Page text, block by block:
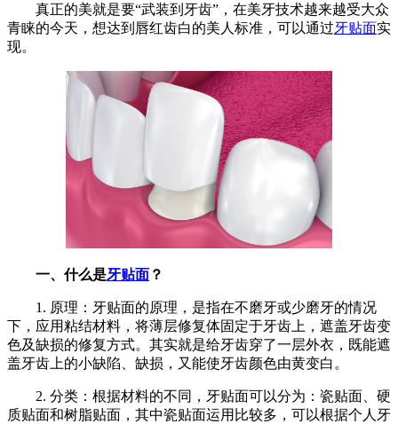
真正的美就是要“武装到牙齿”，在美牙技术越来越受大众
青睐的今天，想达到唇红齿白的美人标准，可以通过牙贴面实
现。
一、什么是牙贴面 ？
1. 原理：牙贴面的原理，是指在不磨牙或少磨牙的情况
下，应用粘结材料，将薄层修复体固定于牙齿上，遮盖牙齿变
色及缺损的修复方式。其实就是给牙齿穿了一层外衣，既能遮
盖牙齿上的小缺陷、缺损，又能使牙齿颜色由黄变白。
2. 分类：根据材料的不同，牙贴面可以分为：瓷贴面、硬
质贴面和树脂贴面，其中瓷贴面运用比较多，可以根据个人牙